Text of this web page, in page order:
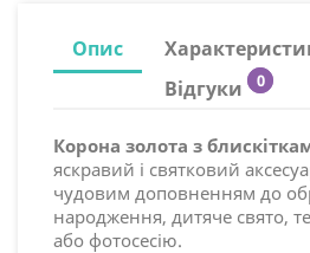
Опис
Відгуки
0
Корона золота з
яскравий і святковий
чудовим доповненням до
народження, дитяче свято,
або фотосесію.